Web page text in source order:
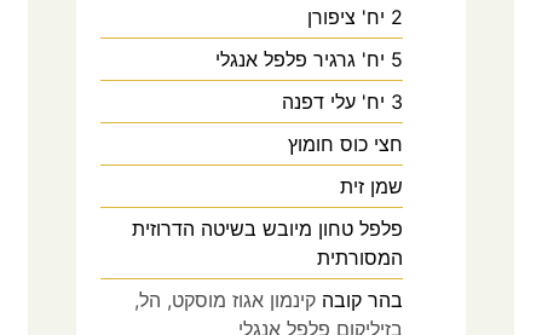
2 יח' ציפורן
5 יח' גרגיר פלפל אנגלי
3 יח' עלי דפנה
חצי כוס חומוץ
שמן זית
פלפל טחון מיובש בשיטה הדרוזית
המסורתית
בהר קובה קינמון אגוז מוסקט, הל,
בזיליקום פלפל אנגלי